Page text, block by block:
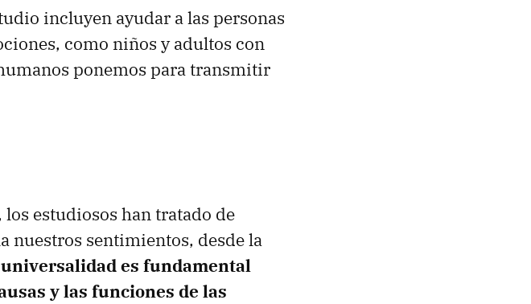
incluyen ayudar a las personas
como niños y adultos con
ponemos para transmitir
estudiosos han tratado de
nuestros sentimientos, desde la
es fundamental
y las funciones de las